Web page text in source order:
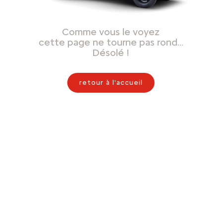
Comme vous le voyez
cette page ne tourne pas rond…
Désolé !
retour à l'accueil